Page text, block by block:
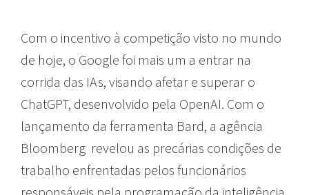
Com o incentivo à competição visto no mundo
de hoje, o Google foi mais um a entrar na
corrida das IAs, visando afetar e superar o
ChatGPT, desenvolvido pela OpenAI. Com o
lançamento da ferramenta Bard, a agência
Bloomberg revelou as precárias condições de
trabalho enfrentadas pelos funcionários